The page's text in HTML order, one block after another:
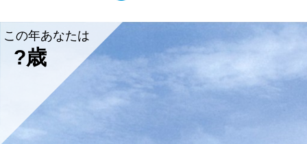
この年あなたは
?歳